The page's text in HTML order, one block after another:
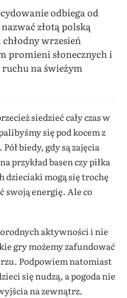
odbiega od
złotą polską
wrzesień
promieni słonecznych i
ruchu na świeżym
siedzieć cały czas w
się pod kocem z
biedy, gdy są zajęcia
przykład basen czy piłka
dzieciaki mogą się trochę
swoją energię. Ale co
aktywności i nie
gry możemy zafundować
Podpowiem natomiast
się nudzą, a pogoda nie
na zewnątrz.